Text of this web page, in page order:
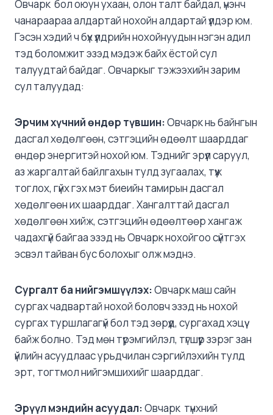
Овчарк бол оюун ухаан, олон талт байдал, үнэнч
чанараараа алдартай нохойн алдартай үүлдэр юм.
Гэсэн хэдий ч бүх үүлдрийн нохойнуудын нэгэн адил
тэд боломжит эзэд мэдэж байх ёстой сул
талуудтай байдаг. Овчаркыг тэжээхийн зарим
сул талуудад:
Эрчимхүчний өндөр түвшин:Овчарк нь байнгын
дасгал хөдөлгөөн, сэтгэцийн өдөөлт шаарддаг
өндөр энергитэй нохой юм. Тэднийг эрүүл саруул,
аз жаргалтай байлгахын тулд зугаалах, түүж
тоглох, гүйх гэх мэт биеийн тамирын дасгал
хөдөлгөөн их шаарддаг. Хангалттай дасгал
хөдөлгөөн хийж, сэтгэцийн өдөөлтөөр хангаж
чадахгүй байгаа эзэд нь Овчарк нохойгоо сүйтгэх
эсвэл тайван бус болохыг олж мэднэ.
Сургалт ба нийгэмшүүлэх:Овчарк маш сайн
сургах чадвартай нохой боловч эзэд нь нохой
сургах туршлагагүй бол тэд зөрүүд, сургахад хэцүү
байж болно. Тэд мөн түрэмгийлэл, түгшүүр зэрэг зан
үйлийн асуудлаас урьдчилан сэргийлэхийн тулд
эрт, тогтмол нийгэмшихийг шаарддаг.
Эрүүл мэндийн асуудал:Овчарк түнхний